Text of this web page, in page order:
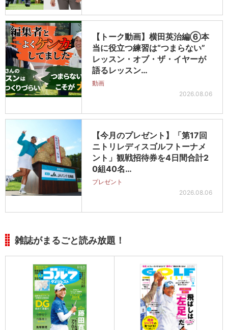
【トーク動画】横田英治編⑥本
当に役立つ練習は“つまらない”
レッスン・オブ・ザ・イヤーが
語るレッスン…
動画
2026.08.06
【今月のプレゼント】「第17回
ニトリレディスゴルフトーナメ
ント」観戦招待券を4日間合計2
0組40名…
プレゼント
2026.08.06
雑誌がまるごと読み放題！